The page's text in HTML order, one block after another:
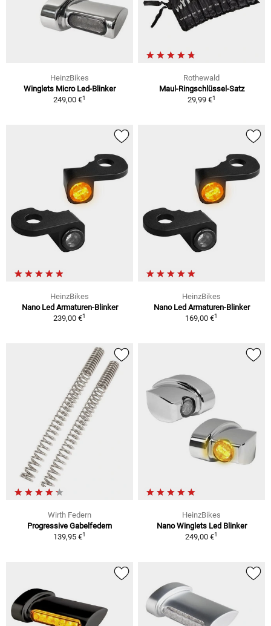
HeinzBikes
Winglets Micro Led-Blinker
249,00 €1
Rothewald
Maul-Ringschlüssel-Satz
29,99 €1
HeinzBikes
Nano Led Armaturen-Blinker
239,00 €1
HeinzBikes
Nano Led Armaturen-Blinker
169,00 €1
Wirth Federn
Progressive Gabelfedern
139,95 €1
HeinzBikes
Nano Winglets Led Blinker
249,00 €1